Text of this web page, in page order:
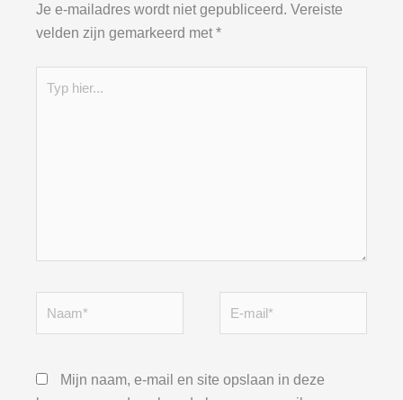
Je e-mailadres wordt niet gepubliceerd. Vereiste
velden zijn gemarkeerd met *
hier...
Mijn naam, e-mail en site opslaan in deze